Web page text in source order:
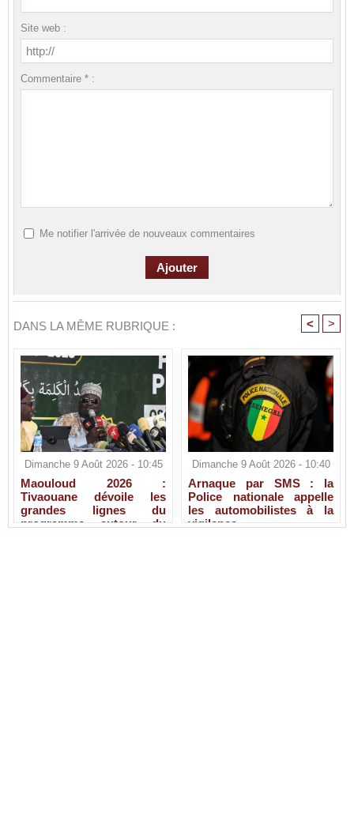
Site web :
Commentaire * :
Me notifier l'arrivée de nouveaux commentaires
DANS LA MÊME RUBRIQUE : < >
Dimanche 9 Août 2026 - 10:45
Maouloud 2026 :
Tivaouane dévoile les
grandes lignes du
programme autour du
Dimanche 9 Août 2026 - 10:40
Arnaque par SMS : la
Police nationale appelle
les automobilistes à la
vigilance